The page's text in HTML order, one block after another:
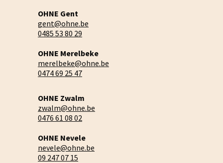
OHNE Gent
gent@ohne.be
0485 53 80 29
OHNE Merelbeke
merelbeke@ohne.be
0474 69 25 47
OHNE Zwalm
zwalm@ohne.be
0476 61 08 02
OHNE Nevele
nevele@ohne.be
09 247 07 15